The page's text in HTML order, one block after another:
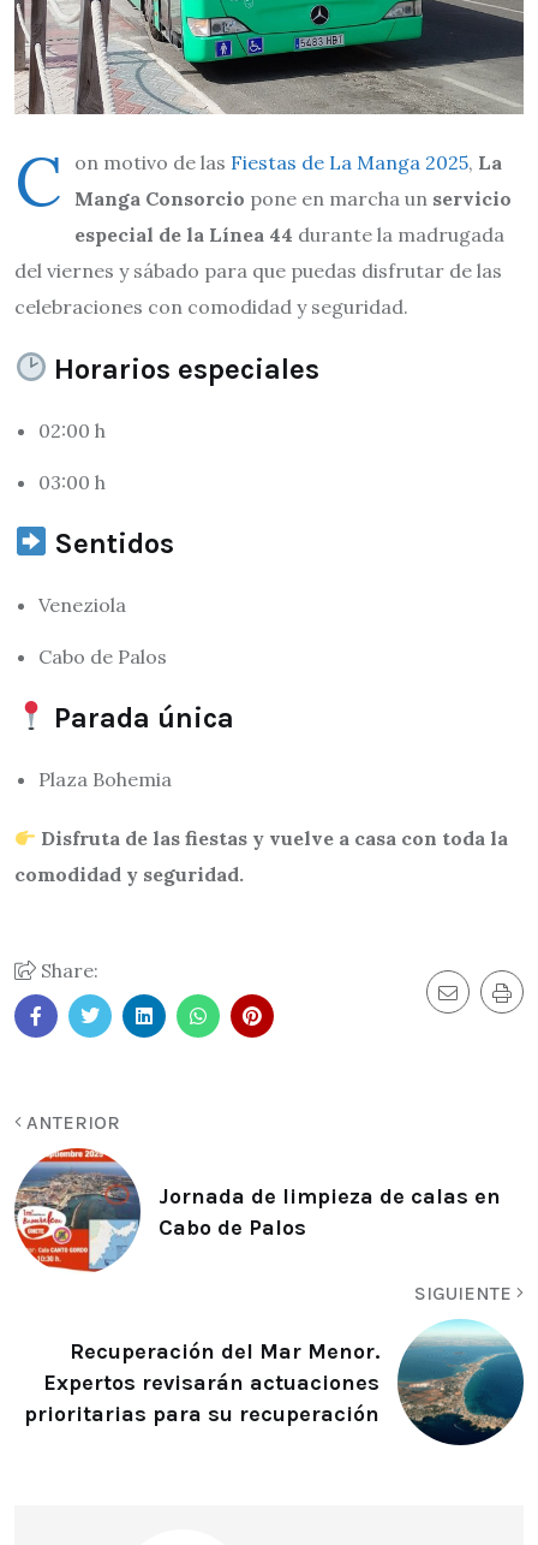
C on motivo de las Fiestas de La Manga 2025, La
Manga Consorcio pone en marcha un servicio
especial de la Línea 44 durante la madrugada
del viernes y sábado para que puedas disfrutar de las
celebraciones con comodidad y seguridad.
Horarios especiales
02:00 h
03:00 h
Sentidos
Veneziola
Cabo de Palos
Parada única
Plaza Bohemia
Disfruta de las fiestas y vuelve a casa con toda la
comodidad y seguridad.
Share:
ANTERIOR
Jornada de limpieza de calas en
Cabo de Palos
SIGUIENTE
Recuperación del Mar Menor.
Expertos revisarán actuaciones
prioritarias para su recuperación